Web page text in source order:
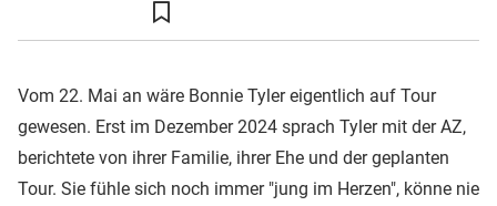
Vom 22. Mai an wäre Bonnie Tyler eigentlich auf Tour
gewesen. Erst im Dezember 2024 sprach Tyler mit der AZ,
berichtete von ihrer Familie, ihrer Ehe und der geplanten
Tour. Sie fühle sich noch immer "jung im Herzen", könne nie